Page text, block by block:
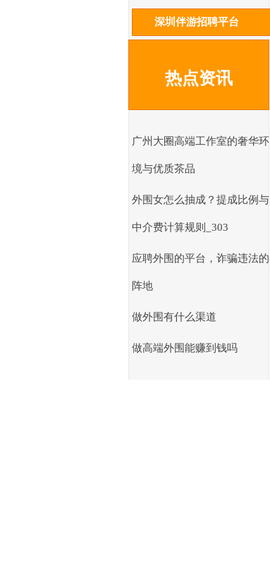
深圳伴游招聘平台
热点资讯
广州大圈高端工作室的奢华环
境与优质茶品
外围女怎么抽成？提成比例与
中介费计算规则_303
应聘外围的平台，诈骗违法的
阵地
做外围有什么渠道
做高端外围能赚到钱吗